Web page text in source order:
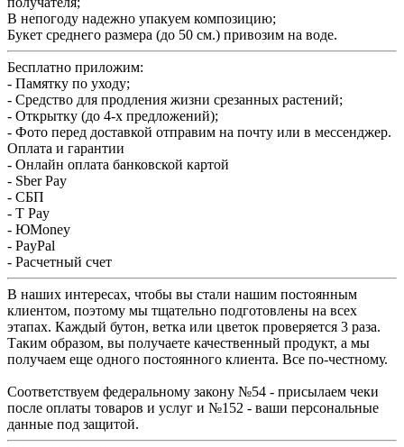
В непогоду надежно упакуем композицию;
Букет среднего размера (до 50 см.) привозим на воде.
Бесплатно приложим:
- Памятку по уходу;
- Средство для продления жизни срезанных растений;
- Открытку (до 4-х предложений);
- Фото перед доставкой отправим на почту или в мессенджер.
Оплата и гарантии
- Онлайн оплата банковской картой
- Sber Pay
- СБП
- T Pay
- ЮMoney
- PayPal
- Расчетный счет
В наших интересах, чтобы вы стали нашим постоянным
клиентом, поэтому мы тщательно подготовлены на всех
этапах. Каждый бутон, ветка или цветок проверяется 3 раза.
Таким образом, вы получаете качественный продукт, а мы
получаем еще одного постоянного клиента. Все по-честному.
Соответствуем федеральному закону №54 - присылаем чеки
после оплаты товаров и услуг и №152 - ваши персональные
данные под защитой.